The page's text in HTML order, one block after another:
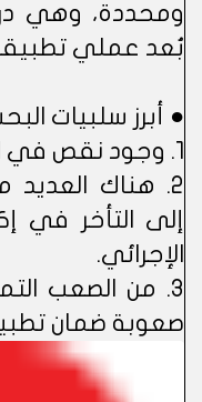
ومحددة، وهي
بُعد عملي
● أبرز سلبيات
1. وجود نقص في الصرامة وبقابلية التكرار.
2. هناك
إلى التأخر في
الإجرائي.
3. من الصعب
صعوبة ضمان